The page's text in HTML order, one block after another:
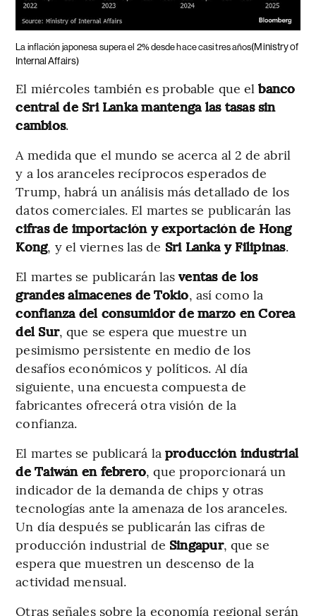
La inflación japonesa supera el 2% desde hace casi tres años(Ministry of
Internal Affairs)
El miércoles también es probable que elbanco
central de Sri Lanka mantenga las tasas sin
cambios.
A medida que el mundo se acerca al 2 de abril
y a los aranceles recíprocos esperados de
Trump, habrá un análisis más detallado de los
datos comerciales. El martes se publicarán las
cifras de importación y exportación de Hong
Kong, y el viernes las de Sri Lanka y Filipinas.
El martes se publicarán lasventas de los
grandes almacenes de Tokio, así como la
confianza del consumidor de marzo en Corea
del Sur, que se espera que muestre un
pesimismo persistente en medio de los
desafíos económicos y políticos. Al día
siguiente, una encuesta compuesta de
fabricantes ofrecerá otra visión de la
confianza.
El martes se publicará la producción industrial
de Taiwán en febrero, que proporcionará un
indicador de la demanda de chips y otras
tecnologías ante la amenaza de los aranceles.
Un día después se publicarán las cifras de
producción industrial de Singapur, que se
espera que muestren un descenso de la
actividad mensual.
Otras señales sobre la economía regional serán